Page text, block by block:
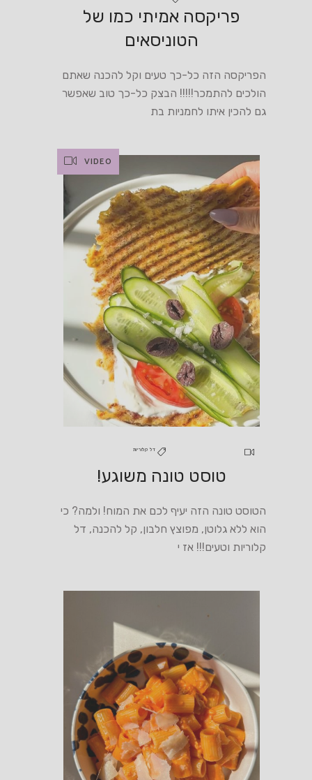
פריקסה אמיתי כמו של
הטוניסאים
הפריקסה הזה כל-כך טעים וקל להכנה שאתם
הולכים להתמכר!!!!! הבצק כל-כך טוב שאפשר
גם להכין איתו לחמניות בת
VIDEO
דל קלוריות
טוסט טונה משוגע!
הטוסט טונה הזה יעיף לכם את המוח! ולמה? כי
הוא ללא גלוטן, מפוצץ חלבון, קל להכנה, דל
קלוריות וטעים!!! אז י